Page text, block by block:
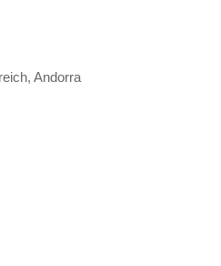
Andorra